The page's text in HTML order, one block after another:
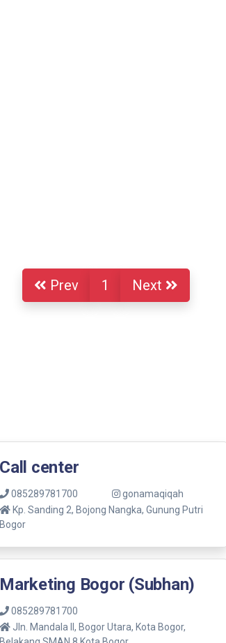
Prev 1 Next
Call center
085289781700
gonamaqiqah
Kp. Sanding 2, Bojong Nangka, Gunung Putri
Bogor
Marketing Bogor (Subhan)
085289781700
Jln. Mandala ll, Bogor Utara, Kota Bogor,